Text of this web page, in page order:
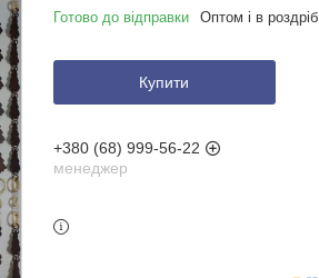
Готово до відправки Оптом і в роздріб
Купити
+380 (68) 999-56-22
менеджер